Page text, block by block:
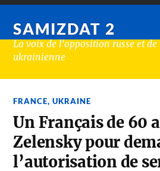
SAMIZDAT 2
La voix de l'opposition russe et de
ukrainienne
FRANCE,UKRAINE
Un Français de 60
Zelensky pour
l’autorisation de